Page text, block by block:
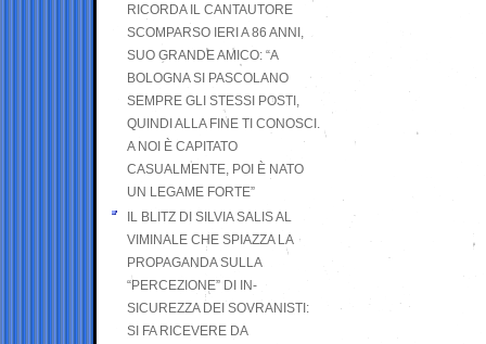
RICORDA IL CANTAUTORE
SCOMPARSO IERI A 86 ANNI,
SUO GRANDE AMICO: “A
BOLOGNA SI PASCOLANO
SEMPRE GLI STESSI POSTI,
QUINDI ALLA FINE TI CONOSCI.
A NOI È CAPITATO
CASUALMENTE, POI È NATO
UN LEGAME FORTE”
IL BLITZ DI SILVIA SALIS AL
VIMINALE CHE SPIAZZA LA
PROPAGANDA SULLA
“PERCEZIONE” DI IN-
SICUREZZA DEI SOVRANISTI:
SI FA RICEVERE DA